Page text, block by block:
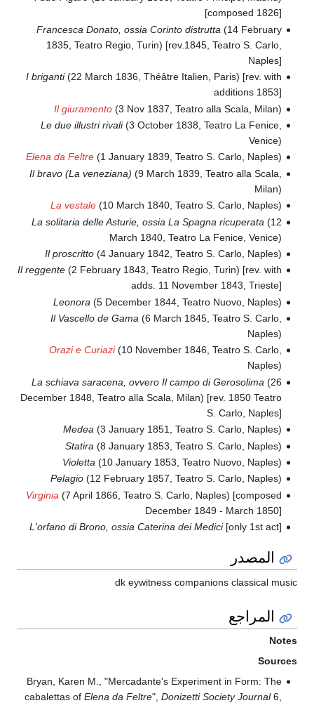
[composed 1826]
Francesca Donato, ossia Corinto distrutta (14 February
1835, Teatro Regio, Turin) [rev.1845, Teatro S. Carlo,
Naples]
I briganti(22 March 1836, Théâtre Italien, Paris) [rev. with
additions 1853]
Il giuramento (3 Nov 1837, Teatro alla Scala, Milan)
Le due illustri rivali(3 October 1838, Teatro La Fenice,
Venice)
Elena da Feltre (1 January 1839, Teatro S. Carlo, Naples)
Il bravo (La veneziana) (9 March 1839, Teatro alla Scala,
Milan)
La vestale (10 March 1840, Teatro S. Carlo, Naples)
La solitaria delle Asturie, ossia La Spagna ricuperata (12
March 1840, Teatro La Fenice, Venice)
Il proscritto (4 January 1842, Teatro S. Carlo, Naples)
Il reggente (2 February 1843, Teatro Regio, Turin) [rev. with
adds. 11 November 1843, Trieste]
Leonora (5 December 1844, Teatro Nuovo, Naples)
Il Vascello de Gama (6 March 1845, Teatro S. Carlo,
Naples)
Orazi e Curiazi(10 November 1846, Teatro S. Carlo,
Naples)
La schiava saracena, ovvero Il campo di Gerosolima (26
December 1848, Teatro alla Scala, Milan) [rev. 1850 Teatro
S. Carlo, Naples]
Medea (3 January 1851, Teatro S. Carlo, Naples)
Statira (8 January 1853, Teatro S. Carlo, Naples)
Violetta (10 January 1853, Teatro Nuovo, Naples)
Pelagio (12 February 1857, Teatro S. Carlo, Naples)
Virginia (7 April 1866, Teatro S. Carlo, Naples) [composed
December 1849 - March 1850]
L'orfano di Brono, ossia Caterina dei Medici[only 1st act]
المصدر
dk eywitness companions classical music
المراجع
Notes
Sources
Bryan, Karen M., "Mercadante's Experiment in Form: The
cabalettas ofElena da Feltre",Donizetti Society Journal6,